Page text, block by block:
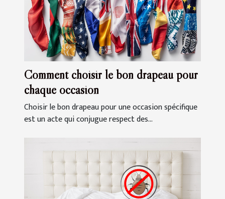
Comment choisir le bon drapeau pour
chaque occasion
Choisir le bon drapeau pour une occasion spécifique
est un acte qui conjugue respect des...